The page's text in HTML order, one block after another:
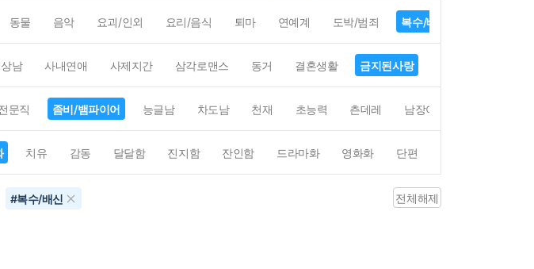
동물 음악 요괴/인외 요리/음식 퇴마 연예계 도박/범죄 복수/배신
남 사내연애 사제지간 삼각로맨스 동거 결혼생활 금지된사랑
문직 좀비/뱀파이어 능글남 차도남 천재 초능력 츤데레 남장여자
치유 감동 달달함 진지함 잔인함 드라마화 영화화 단편
#복수/배신 전체해제